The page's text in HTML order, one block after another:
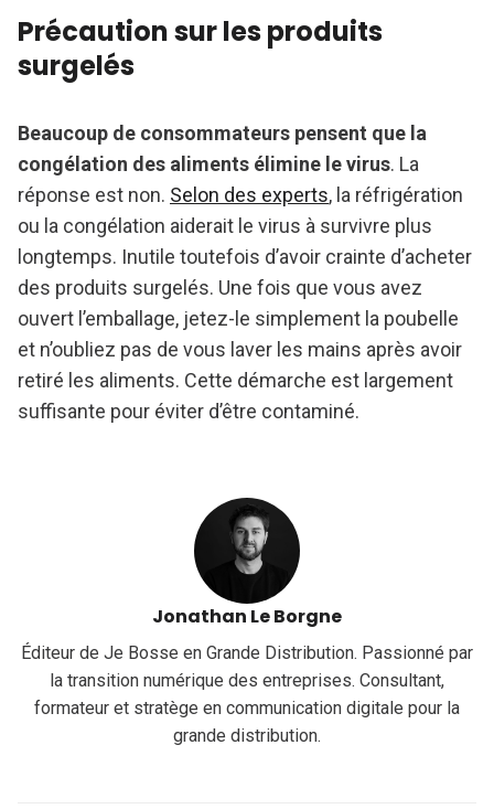
Précaution sur les produits
surgelés
Beaucoup de consommateurs pensent que la
congélation des aliments élimine le virus. La
réponse est non. Selon des experts, la réfrigération
ou la congélation aiderait le virus à survivre plus
longtemps. Inutile toutefois d’avoir crainte d’acheter
des produits surgelés. Une fois que vous avez
ouvert l’emballage, jetez-le simplement la poubelle
et n’oubliez pas de vous laver les mains après avoir
retiré les aliments. Cette démarche est largement
suffisante pour éviter d’être contaminé.
Jonathan Le Borgne
Éditeur de Je Bosse en Grande Distribution. Passionné par
la transition numérique des entreprises. Consultant,
formateur et stratège en communication digitale pour la
grande distribution.